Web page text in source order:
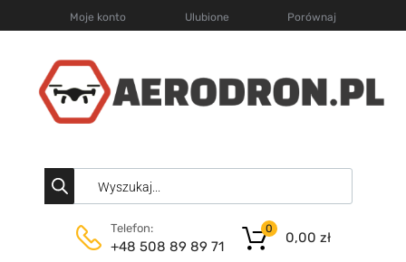
Moje konto Ulubione Porównaj
Telefon:
+48 508 89 89 71
0,00 zł
0